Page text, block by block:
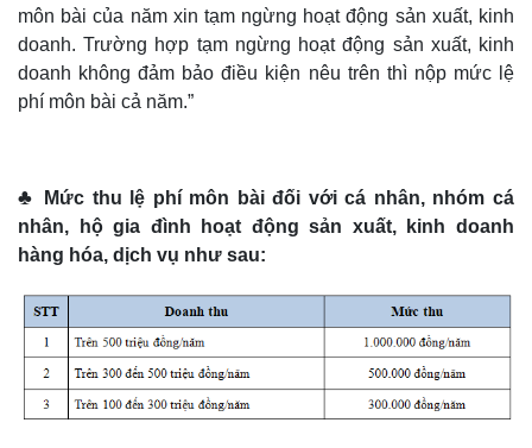
môn bài của năm xin tạm ngừng hoạt động sản xuất, kinh
doanh. Trường hợp tạm ngừng hoạt động sản xuất, kinh
doanh không đảm bảo điều kiện nêu trên thì nộp mức lệ
phí môn bài cả năm.”
♣
Mức thu lệ phí môn bài đối với cá nhân, nhóm cá
nhân, hộ gia đình hoạt động sản xuất, kinh doanh
hàng hóa, dịch vụ như sau: